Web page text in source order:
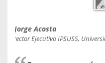
Jorge Acosta
Director Ejecutivo IPSUSS,